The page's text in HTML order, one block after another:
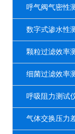
呼气阀气密性
颗粒过滤效率
细菌过滤效率
呼吸阻力测试
气体交换压力